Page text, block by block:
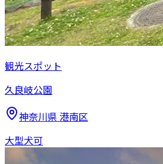
観光スポット
久良岐公園
神奈川県 港南区
大型犬可